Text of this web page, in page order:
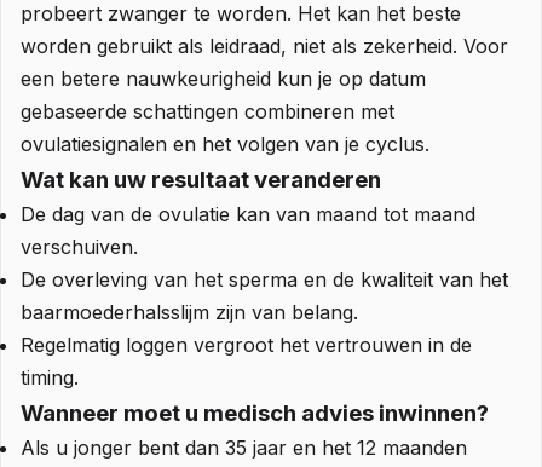
probeert zwanger te worden. Het kan het beste
worden gebruikt als leidraad, niet als zekerheid. Voor
een betere nauwkeurigheid kun je op datum
gebaseerde schattingen combineren met
ovulatiesignalen en het volgen van je cyclus.
Wat kan uw resultaat veranderen
De dag van de ovulatie kan van maand tot maand
verschuiven.
De overleving van het sperma en de kwaliteit van het
baarmoederhalsslijm zijn van belang.
Regelmatig loggen vergroot het vertrouwen in de
timing.
Wanneer moet u medisch advies inwinnen?
Als u jonger bent dan 35 jaar en het 12 maanden